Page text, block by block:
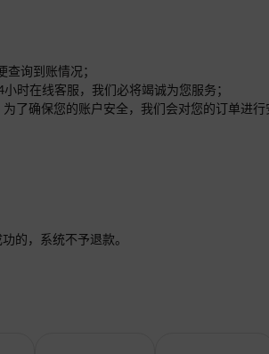
询到账情况；
时在线客服，我们必将竭诚为您服务；
了确保您的账户安全，我们会对您的订单进
的，系统不予退款。